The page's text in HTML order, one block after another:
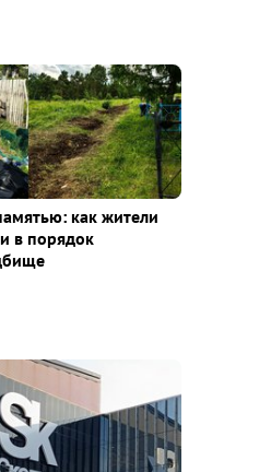
как жители
в порядок